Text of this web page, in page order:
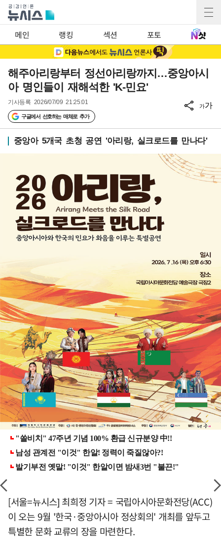
메인 랭킹 섹션 포토
해주아리랑부터 정선아리랑까지…중앙아시
아 명인들이 재해석한 'K-민요'
기사등록 2026/07/09 21:25:01
구글에서 선호하는 매체로 추가
가가
중앙아 5개국 초청 공연 '아리랑, 실크로드를 만나다'
[서울=뉴시스] 최희정 기자 = 국립아시아문화전당(ACC)
이 오는 9월 '한국·중앙아시아 정상회의' 개최를 앞두고
특별한 문화 교류의 장을 마련한다.